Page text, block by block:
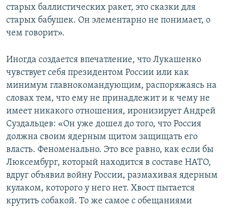
старых баллистических ракет, это сказки для
старых бабушек. Он элементарно не понимает, о
чем говорит».
Иногда создается впечатление, что Лукашенко
чувствует себя президентом России или как
минимум главнокомандующим, распоряжаясь на
словах тем, что ему не принадлежит и к чему не
имеет никакого отношения, иронизирует Андрей
Суздальцев: «Он уже дошел до того, что Россия
должна своим ядерным щитом защищать его
власть. Феноменально. Это все равно, как если бы
Люксембург, который находится в составе НАТО,
вдруг объявил войну России, размахивая ядерным
кулаком, которого у него нет. Хвост пытается
крутить собакой. То же самое с обещаниями